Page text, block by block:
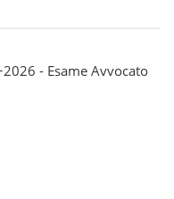
- Esame Avvocato